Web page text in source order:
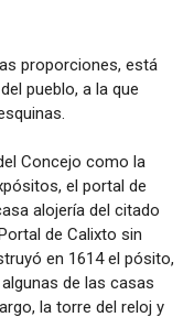
proporciones, está
pueblo, a la que
Concejo como la
el portal de
alojería del citado
de Calixto sin
en 1614 el pósito,
de las casas
la torre del reloj y